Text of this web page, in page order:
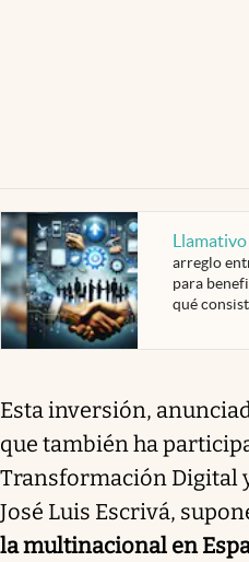
arreglo
para
qué
Esta inversión,
que también ha
Transformación Digital
José Luis Escrivá,
la multinacional en